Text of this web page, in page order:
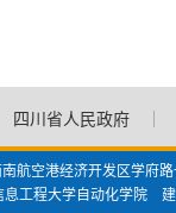
四川省人民政府
航空港经济开发区学府
工程大学自动化学院